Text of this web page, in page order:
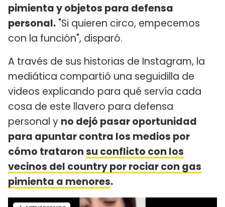
pimienta y objetos para defensa
personal. "Si quieren circo, empecemos
con la función", disparó.
A través de sus historias de Instagram, la
mediática compartió una seguidilla de
videos explicando para qué servía cada
cosa de este llavero para defensa
personal y no dejó pasar oportunidad
para apuntar contra los medios por
cómo trataronsu conflicto con los
vecinos del country por rociar con gas
pimienta a menores.